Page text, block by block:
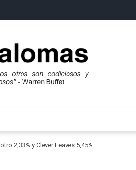
2,33% y Clever Leaves 5,45%